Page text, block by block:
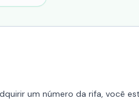
um número da rifa, você